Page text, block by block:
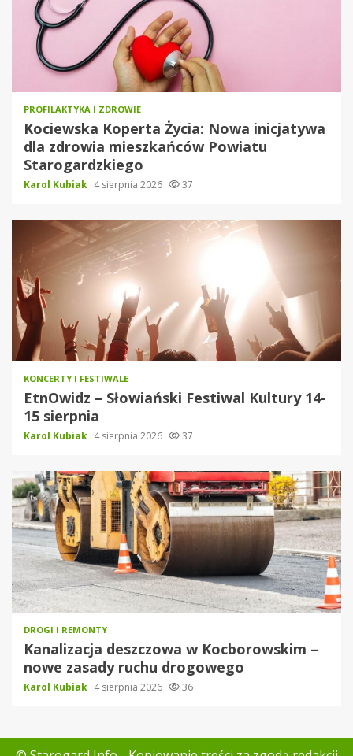
PROFILAKTYKA I ZDROWIE
Kociewska Koperta Życia: Nowa inicjatywa
dla zdrowia mieszkańców Powiatu
Starogardzkiego
Karol Kubiak 4 sierpnia 2026 37
KONCERTY I FESTIWALE
EtnOwidz – Słowiański Festiwal Kultury 14-
15 sierpnia
Karol Kubiak 4 sierpnia 2026 37
DROGI I REMONTY
Kanalizacja deszczowa w Kocborowskim –
nowe zasady ruchu drogowego
Karol Kubiak 4 sierpnia 2026 36